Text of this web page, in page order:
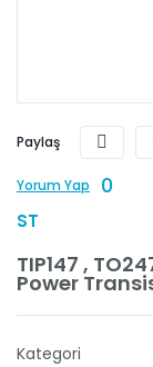
Paylaş
Yorum Yap 0
ST
TIP147 ,
Power
Kategori